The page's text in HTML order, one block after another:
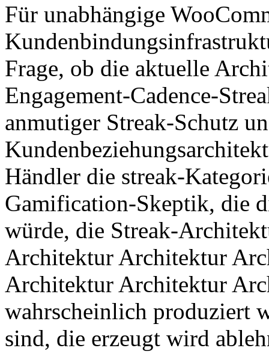
Für unabhängige
Frage, ob die aktuelle
Engagement-Cadence-
anmutiger Streak-Schutz
Händler die streak-
Gamification-Skeptik, die
würde, die Streak-
Architektur Architektur
Architektur Architektur
wahrscheinlich produziert
sind, die erzeugt wird